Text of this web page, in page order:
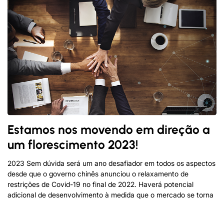
Estamos nos movendo em direção a
um florescimento 2023!
2023 Sem dúvida será um ano desafiador em todos os aspectos
desde que o governo chinês anunciou o relaxamento de
restrições de Covid-19 no final de 2022. Haverá potencial
adicional de desenvolvimento à medida que o mercado se torna